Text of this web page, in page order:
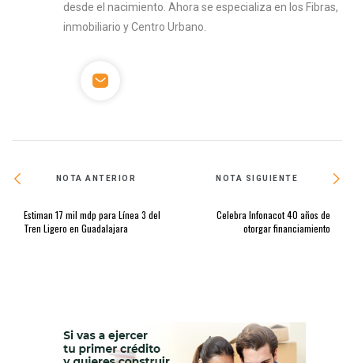
desde el nacimiento. Ahora se especializa en los Fibras,
inmobiliario y Centro Urbano.
NOTA ANTERIOR
Estiman 17 mil mdp para Línea 3 del
Tren Ligero en Guadalajara
NOTA SIGUIENTE
Celebra Infonacot 40 años de
otorgar financiamiento